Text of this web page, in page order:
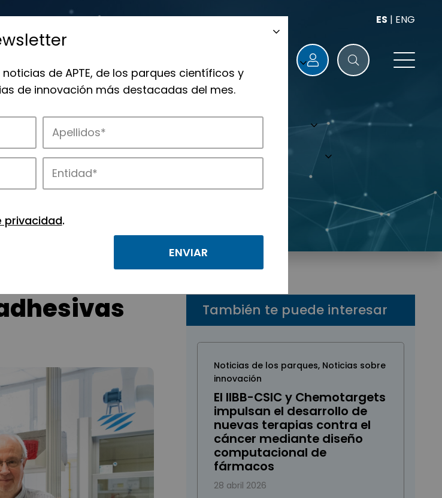
ES | ENG
científicos y tecnológicos.
También te puede interesar
Noticias de los parques, Noticias sobre
innovación
El IIBB-CSIC y Chemotargets
impulsan el desarrollo de
nuevas terapias contra el
cáncer mediante diseño
computacional de
fármacos
28 abril 2026
de APTE, de los parques científicos y
de innovación más destacadas del mes.
privacidad.